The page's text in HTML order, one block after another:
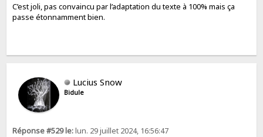
C’est joli, pas convaincu par l’adaptation du texte à 100% mais ça
passe étonnamment bien.
Lucius Snow
Bidule
Réponse #529 le:lun. 29 juillet 2024, 16:56:47